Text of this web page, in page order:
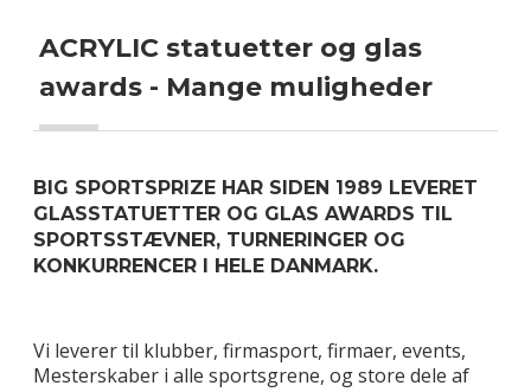
ACRYLIC statuetter og glas
awards - Mange muligheder
BIG SPORTSPRIZE HAR SIDEN 1989 LEVERET
GLASSTATUETTER OG GLAS AWARDS TIL
SPORTSSTÆVNER, TURNERINGER OG
KONKURRENCER I HELE DANMARK.
Vi leverer til klubber, firmasport, firmaer, events,
Mesterskaber i alle sportsgrene, og store dele af